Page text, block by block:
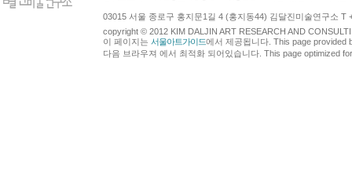
03015 서울 종로구 홍지문1길 4 (홍지동44) 김달진미술연구소 T
copyright © 2012 KIM DALJIN ART RESEARCH AND
이 페이지는 서울아트가이드에서 제공됩니다. This page provided
다음 브라우져 에서 최적화 되어있습니다. This page optimized